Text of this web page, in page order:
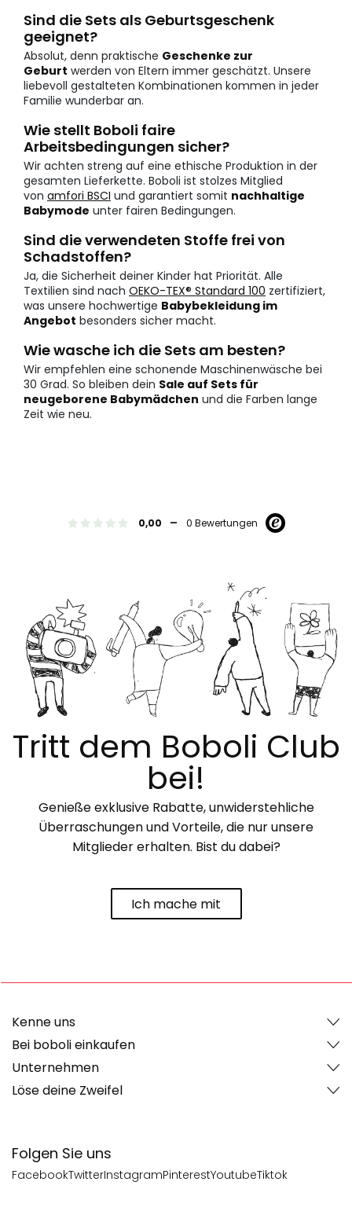
Sind die Sets als Geburtsgeschenk
geeignet?
Absolut, denn praktische Geschenke zur
Geburt werden von Eltern immer geschätzt. Unsere
liebevoll gestalteten Kombinationen kommen in jeder
Familie wunderbar an.
Wie stellt Boboli faire
Arbeitsbedingungen sicher?
Wir achten streng auf eine ethische Produktion in der
gesamten Lieferkette. Boboli ist stolzes Mitglied
von amfori BSCI und garantiert somit nachhaltige
Babymode unter fairen Bedingungen.
Sind die verwendeten Stoffe frei von
Schadstoffen?
Ja, die Sicherheit deiner Kinder hat Priorität. Alle
Textilien sind nach OEKO-TEX® Standard 100 zertifiziert,
was unsere hochwertige Babybekleidung im
Angebot besonders sicher macht.
Wie wasche ich die Sets am besten?
Wir empfehlen eine schonende Maschinenwäsche bei
30 Grad. So bleiben dein Sale auf Sets für
neugeborene Babymädchen und die Farben lange
Zeit wie neu.
0,00 - 0 Bewertungen
Tritt dem Boboli Club
bei!
Genieße exklusive Rabatte, unwiderstehliche
Überraschungen und Vorteile, die nur unsere
Mitglieder erhalten. Bist du dabei?
Ich mache mit
Folgen Sie uns
FacebookTwitterInstagramPinterestYoutubeTiktok
Kenne uns
Bei boboli einkaufen
Unternehmen
Löse deine Zweifel